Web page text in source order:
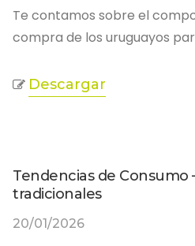
Te contamos sobre el
compra de los uruguayos
Descargar
Tendencias de Consumo
tradicionales
20/01/2026